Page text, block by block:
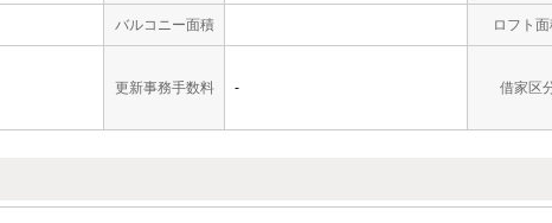
バルコニー面積 ロフト
更新事務手数料 - 借家区